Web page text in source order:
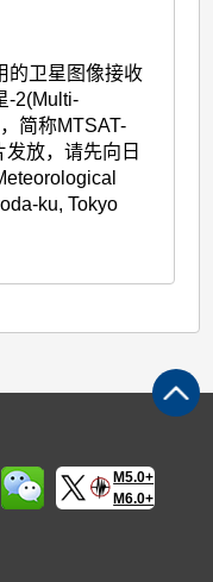
的卫星图像接收
-2(Multi-
简称MTSAT-
放，请先向日
ku, Tokyo
M5.0+
M6.0+